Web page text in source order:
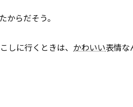
らだそう。
しに行くときは、 かわいい表情な